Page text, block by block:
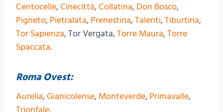
Centocelle,Cinecittà,Collatina, Don Bosco,
Pigneto, Pietralata, Prenestina,Talenti,Tiburtina,
Tor Sapienza, Tor Vergata,Torre Maura,Torre
Spaccata.
Roma Ovest:
Aurelia,Gianicolense, Monteverde, Primavalle,